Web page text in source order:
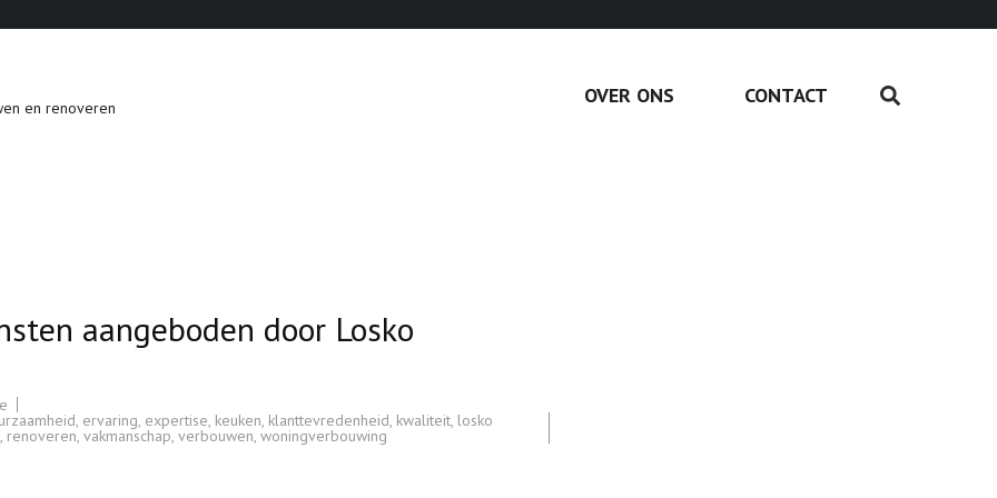
en renoveren OVER ONS CONTACT
aangeboden door Losko
, ervaring, expertise, keuken, klanttevredenheid, kwaliteit, losko
, renoveren, vakmanschap, verbouwen, woningverbouwing